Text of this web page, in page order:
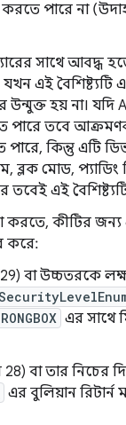
পারে না
সাথে আবদ্ধ
যখন এই
উন্মুক্ত হয় না।
পারে তবে
কিন্তু এটি
ব্লক মোড, প্যাডিং
এই
করতে, কীটির
করে:
বা উচ্চতরকে
এর সাথে
বা তার নিচের
এর বুলিয়ান রিটার্ন